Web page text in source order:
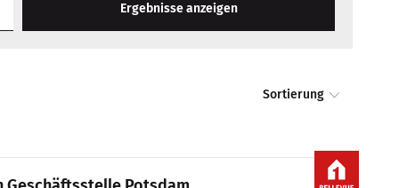
Ergebnisse anzeigen
Sortierung